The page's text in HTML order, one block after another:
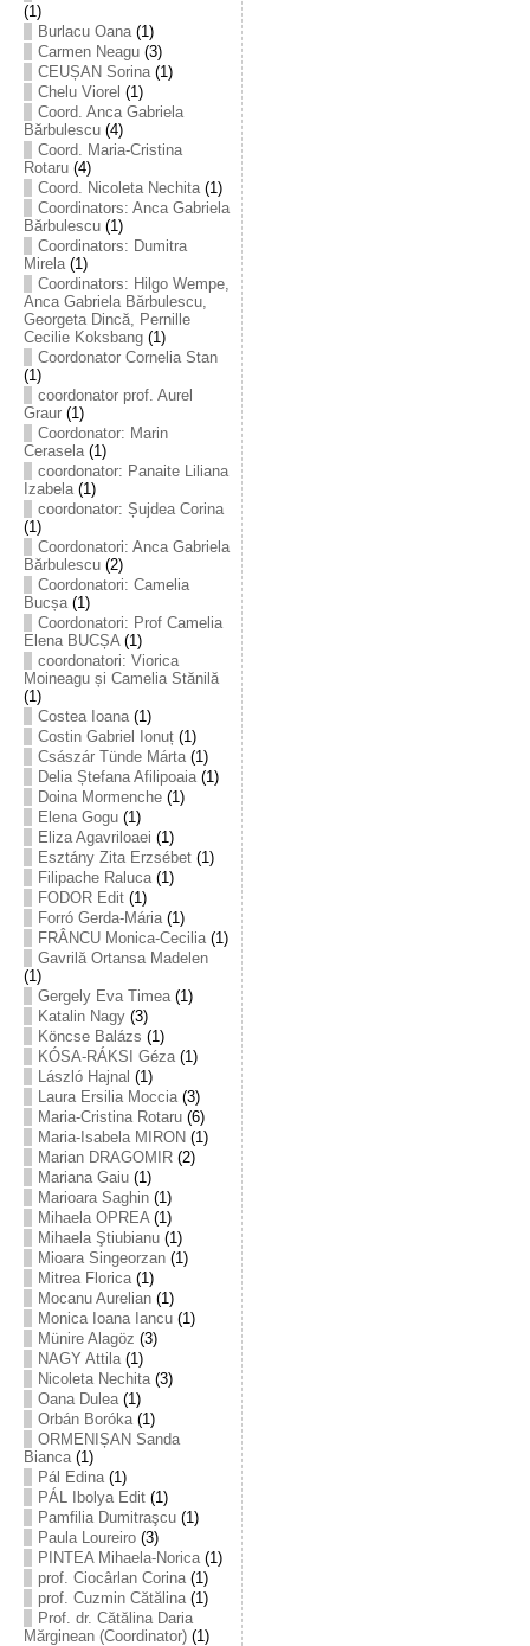
(1)
Burlacu Oana(1)
Carmen Neagu(3)
CEUȘAN Sorina(1)
Chelu Viorel (1)
Coord. Anca Gabriela
Bărbulescu(4)
Coord. Maria-Cristina
Rotaru(4)
Coord. Nicoleta Nechita(1)
Coordinators: Anca Gabriela
Bărbulescu(1)
Coordinators: Dumitra
Mirela(1)
Coordinators: Hilgo Wempe,
Anca Gabriela Bărbulescu,
Georgeta Dincă, Pernille
Cecilie Koksbang(1)
Coordonator Cornelia Stan
(1)
coordonator prof. Aurel
Graur(1)
Coordonator: Marin
Cerasela(1)
coordonator: Panaite Liliana
Izabela(1)
coordonator: Șujdea Corina
(1)
Coordonatori: Anca Gabriela
Bărbulescu(2)
Coordonatori: Camelia
Bucșa(1)
Coordonatori: Prof Camelia
Elena BUCȘA(1)
coordonatori: Viorica
Moineagu și Camelia Stănilă
(1)
Costea Ioana(1)
Costin Gabriel Ionuț(1)
Császár Tünde Márta(1)
Delia Ștefana Afilipoaia(1)
Doina Mormenche(1)
Elena Gogu(1)
Eliza Agavriloaei (1)
Esztány Zita Erzsébet(1)
Filipache Raluca(1)
FODOR Edit(1)
Forró Gerda-Mária(1)
FRÂNCU Monica-Cecilia(1)
Gavrilă Ortansa Madelen
(1)
Gergely Eva Timea(1)
Katalin Nagy(3)
Köncse Balázs (1)
KÓSA-RÁKSI Géza(1)
László Hajnal (1)
Laura Ersilia Moccia(3)
Maria-Cristina Rotaru(6)
Maria-Isabela MIRON (1)
Marian DRAGOMIR(2)
Mariana Gaiu(1)
Marioara Saghin(1)
Mihaela OPREA(1)
Mihaela Ştiubianu(1)
Mioara Singeorzan(1)
Mitrea Florica(1)
Mocanu Aurelian(1)
Monica Ioana Iancu(1)
Münire Alagöz (3)
NAGY Attila(1)
Nicoleta Nechita(3)
Oana Dulea(1)
Orbán Boróka(1)
ORMENIȘAN Sanda
Bianca(1)
Pál Edina(1)
PÁL Ibolya Edit(1)
Pamfilia Dumitraşcu(1)
Paula Loureiro(3)
PINTEA Mihaela-Norica(1)
prof. Ciocârlan Corina(1)
prof. Cuzmin Cătălina(1)
Prof. dr. Cătălina Daria
Mărginean (Coordinator)(1)